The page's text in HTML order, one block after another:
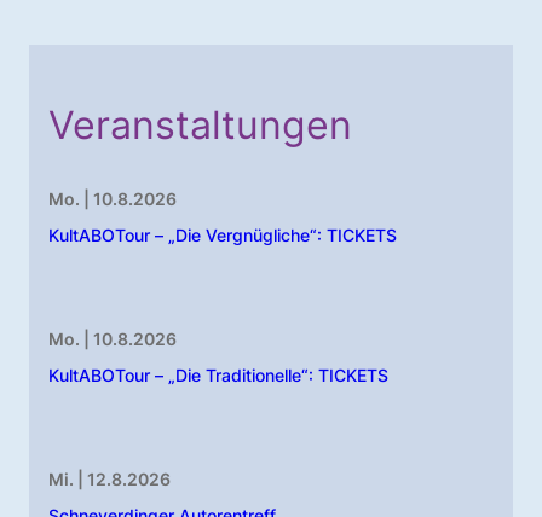
Veranstaltungen
Mo. | 10.8.2026
KultABOTour – „Die Vergnügliche“: TICKETS
Mo. | 10.8.2026
KultABOTour – „Die Traditionelle“: TICKETS
Mi. | 12.8.2026